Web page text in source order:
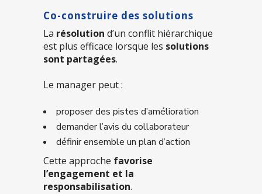
Co-construire des solutions
La résolution d’un conflit hiérarchique
est plus efficace lorsque les solutions
sont partagées.
Le manager peut :
proposer des pistes d’amélioration
demander l’avis du collaborateur
définir ensemble un plan d’action
Cette approche favorise
l’engagement et la
responsabilisation.